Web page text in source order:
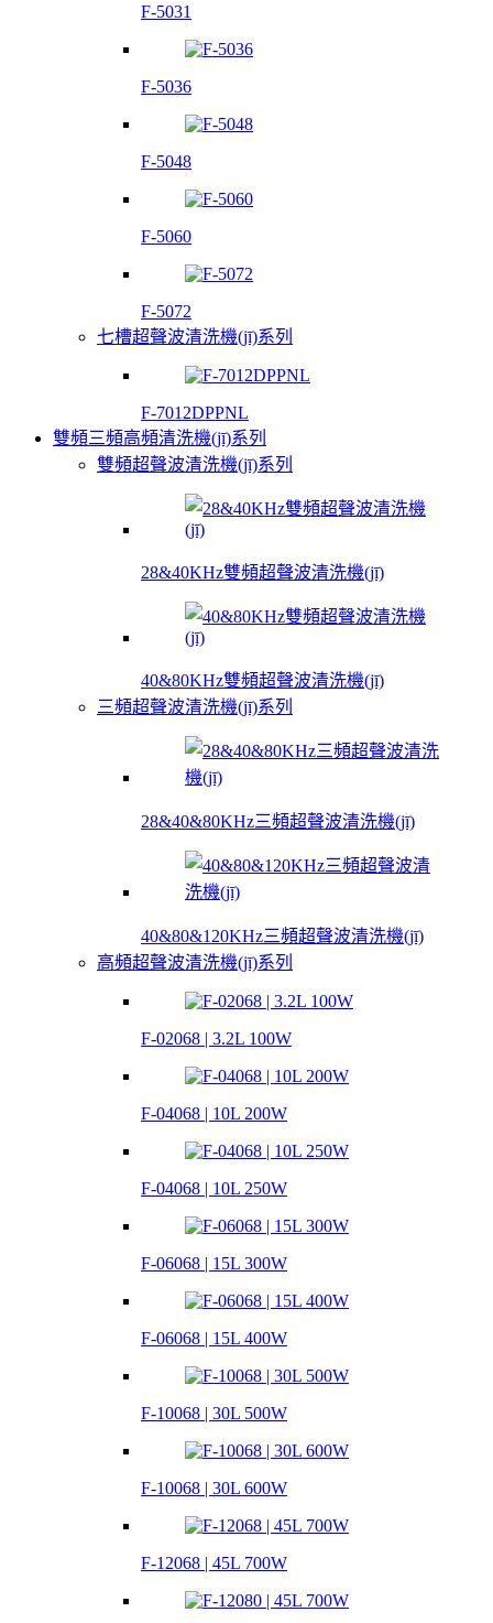
F-5031
F-5036
F-5048
F-5060
F-5072
七槽超聲波清洗機(jī)系列
F-7012DPPNL
雙頻三頻高頻清洗機(jī)系列
雙頻超聲波清洗機(jī)系列
28&40KHz雙頻超聲波清洗機(jī)
40&80KHz雙頻超聲波清洗機(jī)
三頻超聲波清洗機(jī)系列
28&40&80KHz三頻超聲波清洗機(jī)
40&80&120KHz三頻超聲波清洗機(jī)
高頻超聲波清洗機(jī)系列
F-02068 | 3.2L 100W
F-04068 | 10L 200W
F-04068 | 10L 250W
F-06068 | 15L 300W
F-06068 | 15L 400W
F-10068 | 30L 500W
F-10068 | 30L 600W
F-12068 | 45L 700W